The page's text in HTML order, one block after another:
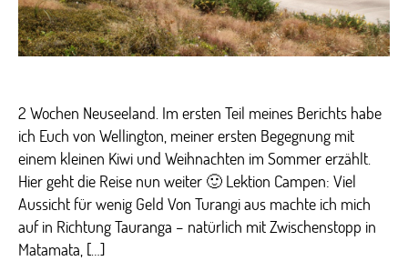
2 Wochen Neuseeland. Im ersten Teil meines Berichts habe
ich Euch von Wellington, meiner ersten Begegnung mit
einem kleinen Kiwi und Weihnachten im Sommer erzählt.
Hier geht die Reise nun weiter 🙂 Lektion Campen: Viel
Aussicht für wenig Geld Von Turangi aus machte ich mich
auf in Richtung Tauranga – natürlich mit Zwischenstopp in
Matamata, […]